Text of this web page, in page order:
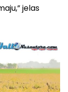
jelas